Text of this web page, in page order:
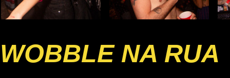
WOBBLE NA RUA